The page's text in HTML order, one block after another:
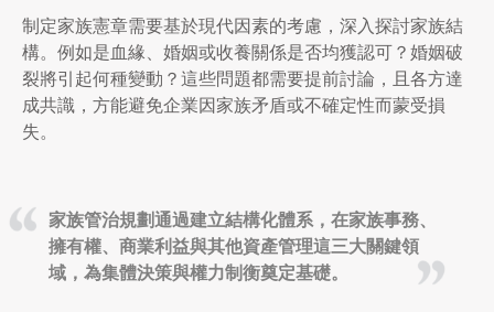
制定家族憲章需要基於現代因素的考慮，深入探討家族結
構。例如是血緣、婚姻或收養關係是否均獲認可？婚姻破
裂將引起何種變動？這些問題都需要提前討論，且各方達
成共識，方能避免企業因家族矛盾或不確定性而蒙受損
失。
家族管治規劃通過建立結構化體系，在家族事務、
擁有權、商業利益與其他資產管理這三大關鍵領
域，為集體決策與權力制衡奠定基礎。